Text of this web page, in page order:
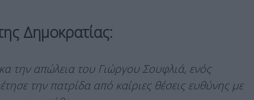
Δημοκρατίας:
την απώλεια του Γιώργου Σουφλιά, ενός
την πατρίδα από καίριες θέσεις ευθύνης με